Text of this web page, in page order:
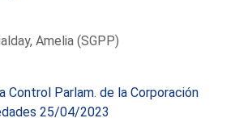
Amelia (SGPP)
Control Parlam. de la Corporación
25/04/2023